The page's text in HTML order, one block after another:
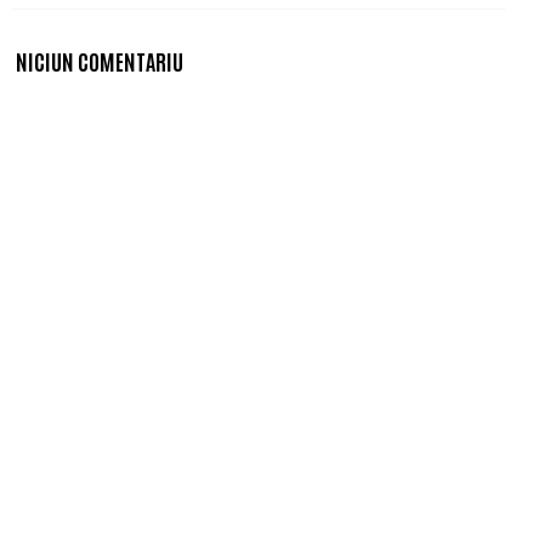
NICIUN COMENTARIU